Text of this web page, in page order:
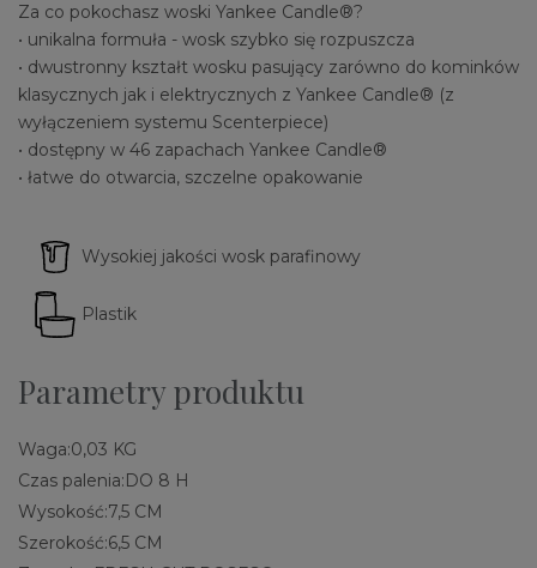
Za co pokochasz woski Yankee Candle®?
• unikalna formuła - wosk szybko się rozpuszcza
• dwustronny kształt wosku pasujący zarówno do kominków
klasycznych jak i elektrycznych z Yankee Candle® (z
wyłączeniem systemu Scenterpiece)
• dostępny w 46 zapachach Yankee Candle®
• łatwe do otwarcia, szczelne opakowanie
Wysokiej jakości wosk parafinowy
Plastik
Parametry produktu
Waga:0,03 KG
Czas palenia:DO 8 H
Wysokość:7,5 CM
Szerokość:6,5 CM